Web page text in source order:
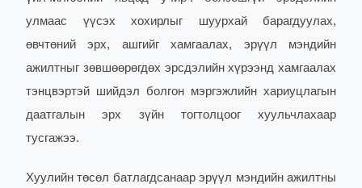
улмаас үүсэх хохирлыг шуурхай барагдуулах,
өвчтөний эрх, ашгийг хамгаалах, эрүүл мэндийн
ажилтныг зөвшөөрөгдөх эрсдэлийн хүрээнд хамгаалах
тэнцвэртэй шийдэл болгон мэргэжлийн хариуцлагын
даатгалын эрх зүйн тогтолцоог хуульчлахаар
тусгажээ.
Хуулийн төсөл батлагдсанаар эрүүл мэндийн ажилтны